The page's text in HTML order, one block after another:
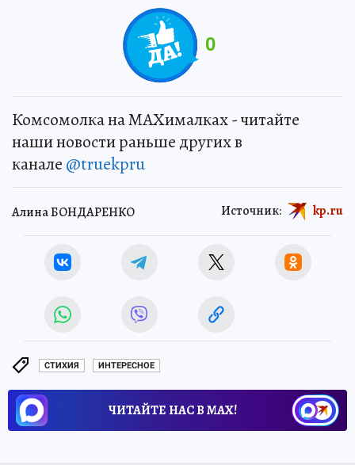
0
Комсомолка на MAXималках - читайте
наши новости раньше других в
канале @truekpru
Алина БОНДАРЕНКО Источник: kp.ru
СТИХИЯ ИНТЕРЕСНОЕ
ЧИТАЙТЕ НАС В МАХ!